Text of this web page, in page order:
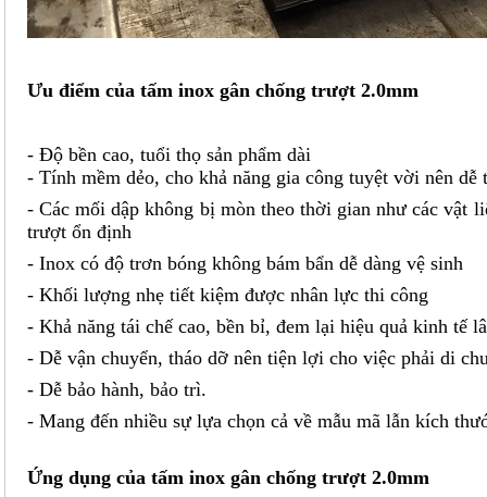
Ưu điểm của tấm inox gân chống trượt 2.0mm
- Độ bền cao, tuổi thọ sản phẩm dài
- Tính mềm dẻo, cho khả năng gia công tuyệt vời nên dễ
- Các mối dập không bị mòn theo thời gian như các vật
trượt ổn định
- Inox có độ trơn bóng không bám bẩn dễ dàng vệ sinh
- Khối lượng nhẹ tiết kiệm được nhân lực thi công
- Khả năng tái chế cao, bền bỉ, đem lại hiệu quả kinh tế
- Dễ vận chuyển, tháo dỡ nên tiện lợi cho việc phải di
- Dễ bảo hành, bảo trì.
- Mang đến nhiều sự lựa chọn cả về mẫu mã lẫn kích
Ứng dụng của tấm inox gân chống trượt 2.0mm